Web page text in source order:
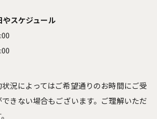
スケジュール
況によってはご希望通りのお時間にご受
きない場合もございます。ご理解いただ